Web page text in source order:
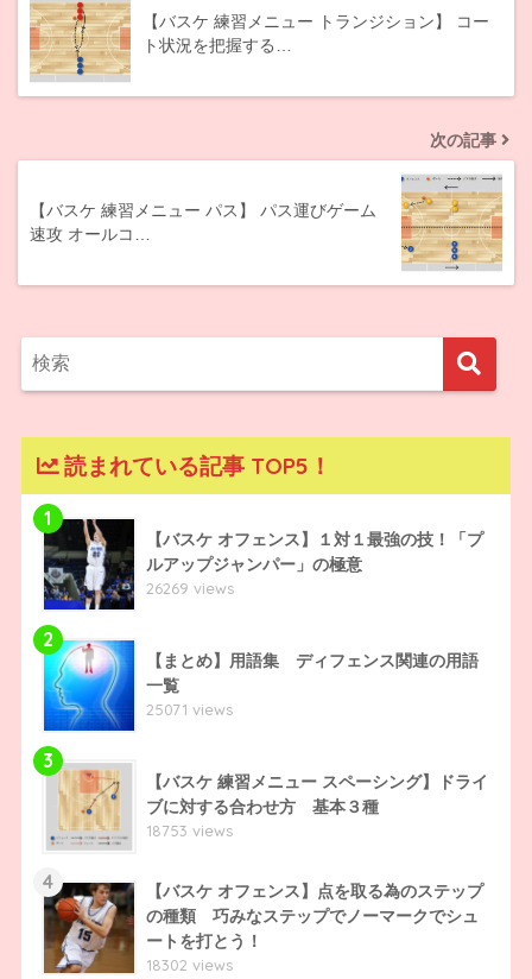
【バスケ 練習メニュー トランジション】 コー
ト状況を把握する…
次の記事
【バスケ 練習メニュー パス】 パス運びゲーム
速攻 オールコ…
読まれている記事 TOP5！
1
【バスケ オフェンス】１対１最強の技！「プ
ルアップジャンパー」の極意
26269 views
2
【まとめ】用語集 ディフェンス関連の用語
一覧
25071 views
3
【バスケ 練習メニュー スペーシング】ドライ
ブに対する合わせ方 基本３種
18753 views
4
【バスケ オフェンス】点を取る為のステップ
の種類 巧みなステップでノーマークでシュ
ートを打とう！
18302 views